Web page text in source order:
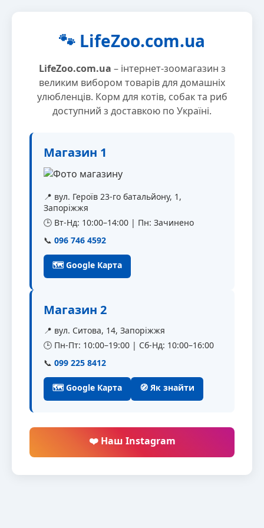
🐾 LifeZoo.com.ua
LifeZoo.com.ua – інтернет-зоомагазин з
великим вибором товарів для домашніх
улюбленців. Корм для котів, собак та риб
доступний з доставкою по Україні.
Магазин 1
📍 вул. Героїв 23-го батальйону, 1,
Запоріжжя
🕒 Вт-Нд: 10:00–14:00 | Пн: Зачинено
📞 096 746 4592
🗺 Google Карта
Магазин 2
📍 вул. Ситова, 14, Запоріжжя
🕒 Пн-Пт: 10:00–19:00 | Сб-Нд: 10:00–16:00
📞 099 225 8412
🗺 Google Карта 🧭 Як знайти
❤️ Наш Instagram